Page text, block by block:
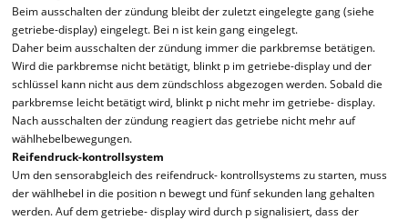
Beim ausschalten der zündung bleibt der zuletzt eingelegte gang (siehe
getriebe-display) eingelegt. Bei n ist kein gang eingelegt.
Daher beim ausschalten der zündung immer die parkbremse betätigen.
Wird die parkbremse nicht betätigt, blinkt p im getriebe-display und der
schlüssel kann nicht aus dem zündschloss abgezogen werden. Sobald die
parkbremse leicht betätigt wird, blinkt p nicht mehr im getriebe- display.
Nach ausschalten der zündung reagiert das getriebe nicht mehr auf
wählhebelbewegungen.
Reifendruck-kontrollsystem
Um den sensorabgleich des reifendruck- kontrollsystems zu starten, muss
der wählhebel in die position n bewegt und fünf sekunden lang gehalten
werden. Auf dem getriebe- display wird durch p signalisiert, dass der